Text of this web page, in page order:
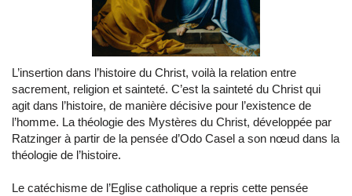
L’insertion dans l’histoire du Christ, voilà la relation entre
sacrement, religion et sainteté. C’est la sainteté du Christ qui
agit dans l’histoire, de manière décisive pour l’existence de
l’homme. La théologie des Mystères du Christ, développée par
Ratzinger à partir de la pensée d’Odo Casel a son nœud dans la
théologie de l’histoire.
Le catéchisme de l’Eglise catholique a repris cette pensée